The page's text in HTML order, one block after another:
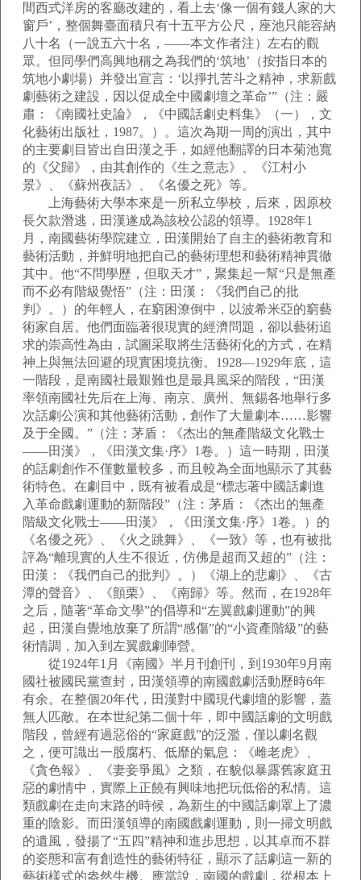
間西式洋房的客廳改建的，看上去‘像一個有錢人家的大
窗戶’，整個舞臺面積只有十五平方公尺，座池只能容納
八十名（一說五六十名，——本文作者注）左右的觀
眾。但同學們高興地稱之為我們的‘筑地’（按指日本的
筑地小劇場）并發出宣言：‘以掙扎苦斗之精神，求新戲
劇藝術之建設，因以促成全中國劇壇之革命’”（注：嚴
肅：《南國社史論》，《中國話劇史料集》（一），文
化藝術出版社，1987。）。這次為期一周的演出，其中
的主要劇目皆出自田漢之手，如經他翻譯的日本菊池寬
的《父歸》，由其創作的《生之意志》、《江村小
景》、《蘇州夜話》、《名優之死》等。
上海藝術大學本來是一所私立學校，后來，因原校
長欠款潛逃，田漢遂成為該校公認的領導。1928年1
月，南國藝術學院建立，田漢開始了自主的藝術教育和
藝術活動，并鮮明地把自己的藝術理想和藝術精神貫徹
其中。他“不問學歷，但取天才”，聚集起一幫“只是無產
而不必有階級覺悟”（注：田漢：《我們自己的批
判》。）的年輕人，在窮困潦倒中，以波希米亞的窮藝
術家自居。他們面臨著很現實的經濟問題，卻以藝術追
求的崇高性為由，試圖采取將生活藝術化的方式，在精
神上與無法回避的現實困境抗衡。1928—1929年底，這
一階段，是南國社最艱難也是最具風采的階段，“田漢
率領南國社先后在上海、南京、廣州、無錫各地舉行多
次話劇公演和其他藝術活動，創作了大量劇本……影響
及于全國。”（注：茅盾：《杰出的無產階級文化戰士
——田漢》，《田漢文集·序》1卷。）這一時期，田漢
的話劇創作不僅數量較多，而且較為全面地顯示了其藝
術特色。在劇目中，既有被看成是“標志著中國話劇進
入革命戲劇運動的新階段”（注：茅盾：《杰出的無產
階級文化戰士——田漢》，《田漢文集·序》1卷。）的
《名優之死》、《火之跳舞》、《一致》等，也有被批
評為“離現實的人生不很近，仿佛是超而又超的”（注：
田漢：《我們自己的批判》。）《湖上的悲劇》、《古
潭的聲音》、《顫栗》、《南歸》等。然而，在1928年
之后，隨著“革命文學”的倡導和“左翼戲劇運動”的興
起，田漢自覺地放棄了所謂“感傷”的“小資產階級”的藝
術情調，加入到左翼戲劇陣營。
從1924年1月《南國》半月刊創刊，到1930年9月南
國社被國民黨查封，田漢領導的南國戲劇活動歷時6年
有余。在整個20年代，田漢對中國現代劇壇的影響，蓋
無人匹敵。在本世紀第二個十年，即中國話劇的文明戲
階段，曾經有過惡俗的“家庭戲”的泛濫，僅以劇名觀
之，便可識出一股腐朽、低靡的氣息：《雌老虎》、
《貪色報》、《妻妾爭風》之類，在貌似暴露舊家庭丑
惡的劇情中，實際上正饒有興味地把玩低俗的私情。這
類戲劇在走向末路的時候，為新生的中國話劇罩上了濃
重的陰影。而田漢領導的南國戲劇運動，則一掃文明戲
的遺風，發揚了“五四”精神和進步思想，以其卓而不群
的姿態和富有創造性的藝術特征，顯示了話劇這一新的
藝術樣式的盎然生機。應當說，南國的戲劇，從根本上